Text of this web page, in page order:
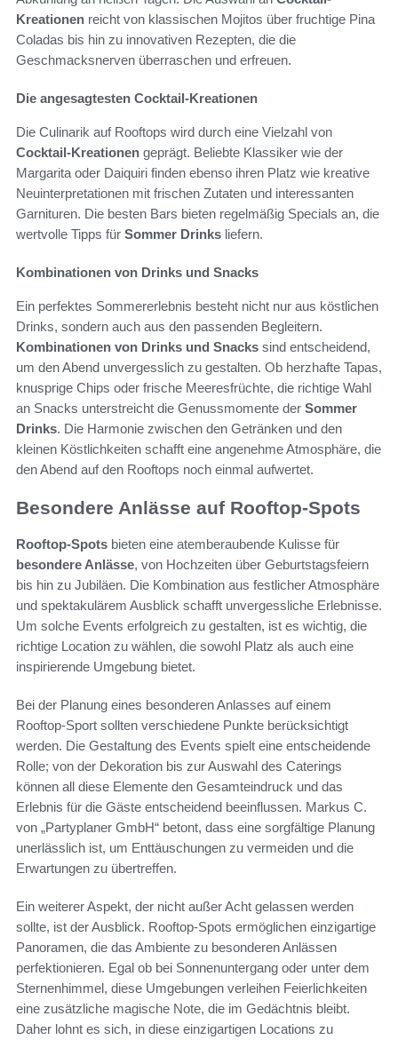
Kreationen reicht von klassischen Mojitos über fruchtige Pina
Coladas bis hin zu innovativen Rezepten, die die
Geschmacksnerven überraschen und erfreuen.
Die angesagtesten Cocktail-Kreationen
Die Culinarik auf Rooftops wird durch eine Vielzahl von
Cocktail-Kreationen geprägt. Beliebte Klassiker wie der
Margarita oder Daiquiri finden ebenso ihren Platz wie kreative
Neuinterpretationen mit frischen Zutaten und interessanten
Garnituren. Die besten Bars bieten regelmäßig Specials an, die
wertvolle Tipps für Sommer Drinks liefern.
Kombinationen von Drinks und Snacks
Ein perfektes Sommererlebnis besteht nicht nur aus köstlichen
Drinks, sondern auch aus den passenden Begleitern.
Kombinationen von Drinks und Snacks sind entscheidend,
um den Abend unvergesslich zu gestalten. Ob herzhafte Tapas,
knusprige Chips oder frische Meeresfrüchte, die richtige Wahl
an Snacks unterstreicht die Genussmomente der Sommer
Drinks. Die Harmonie zwischen den Getränken und den
kleinen Köstlichkeiten schafft eine angenehme Atmosphäre, die
den Abend auf den Rooftops noch einmal aufwertet.
Besondere Anlässe auf Rooftop-Spots
Rooftop-Spots bieten eine atemberaubende Kulisse für
besondere Anlässe, von Hochzeiten über Geburtstagsfeiern
bis hin zu Jubiläen. Die Kombination aus festlicher Atmosphäre
und spektakulärem Ausblick schafft unvergessliche Erlebnisse.
Um solche Events erfolgreich zu gestalten, ist es wichtig, die
richtige Location zu wählen, die sowohl Platz als auch eine
inspirierende Umgebung bietet.
Bei der Planung eines besonderen Anlasses auf einem
Rooftop-Sport sollten verschiedene Punkte berücksichtigt
werden. Die Gestaltung des Events spielt eine entscheidende
Rolle; von der Dekoration bis zur Auswahl des Caterings
können all diese Elemente den Gesamteindruck und das
Erlebnis für die Gäste entscheidend beeinflussen. Markus C.
von „Partyplaner GmbH“ betont, dass eine sorgfältige Planung
unerlässlich ist, um Enttäuschungen zu vermeiden und die
Erwartungen zu übertreffen.
Ein weiterer Aspekt, der nicht außer Acht gelassen werden
sollte, ist der Ausblick. Rooftop-Spots ermöglichen einzigartige
Panoramen, die das Ambiente zu besonderen Anlässen
perfektionieren. Egal ob bei Sonnenuntergang oder unter dem
Sternenhimmel, diese Umgebungen verleihen Feierlichkeiten
eine zusätzliche magische Note, die im Gedächtnis bleibt.
Daher lohnt es sich, in diese einzigartigen Locations zu